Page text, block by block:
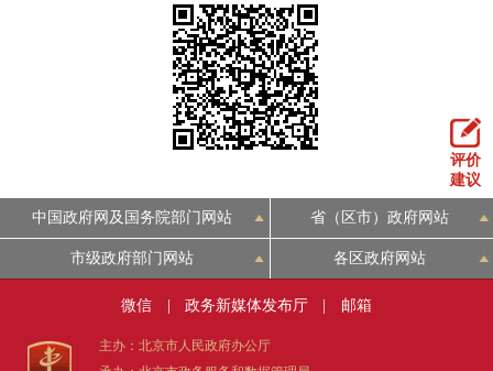
图说北京
한국어
РУССКИЙ ЯЗЫК
ESPAÑOL العربية PORTUGUÊS
ITALIANO
评价
建议
中国政府网及国务院部门网站 省（区市）政府网站
市级政府部门网站 各区政府网站
微信 政务新媒体发布厅 邮箱
主办：北京市人民政府办公厅